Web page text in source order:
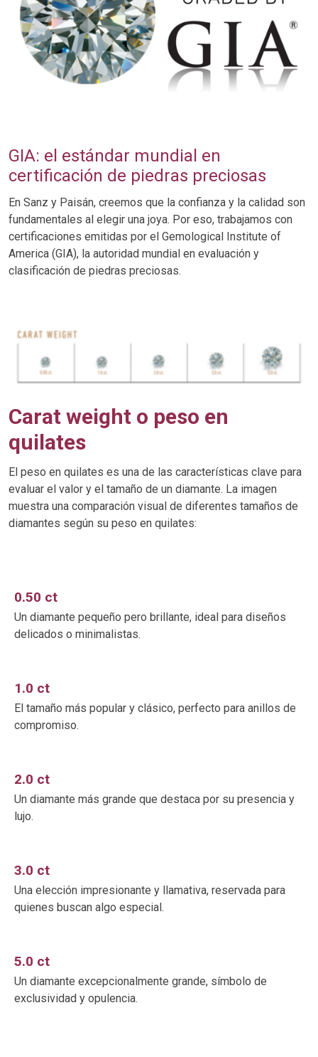
GIA: el estándar mundial en
certificación de piedras preciosas
En Sanz y Paisán, creemos que la confianza y la calidad son
fundamentales al elegir una joya. Por eso, trabajamos con
certificaciones emitidas por el Gemological Institute of
America (GIA), la autoridad mundial en evaluación y
clasificación de piedras preciosas.
Carat weight o peso en
quilates
El peso en quilates es una de las características clave para
evaluar el valor y el tamaño de un diamante. La imagen
muestra una comparación visual de diferentes tamaños de
diamantes según su peso en quilates:
0.50 ct
Un diamante pequeño pero brillante, ideal para diseños
delicados o minimalistas.
1.0 ct
El tamaño más popular y clásico, perfecto para anillos de
compromiso.
2.0 ct
Un diamante más grande que destaca por su presencia y
lujo.
3.0 ct
Una elección impresionante y llamativa, reservada para
quienes buscan algo especial.
5.0 ct
Un diamante excepcionalmente grande, símbolo de
exclusividad y opulencia.